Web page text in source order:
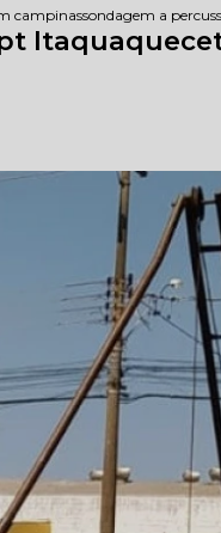
campinassondagem a